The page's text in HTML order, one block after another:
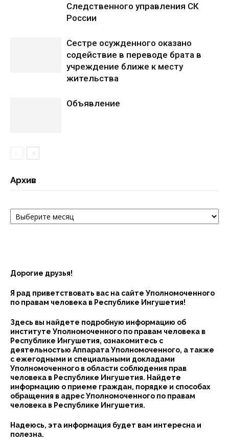
Следственного управления СК
России
Сестре осужденного оказано
содействие в переводе брата в
учреждение ближе к месту
жительства
Объявление
Архив
Архив
Дорогие друзья!
Я рад приветствовать вас на сайте Уполномоченного
по правам человека в Республике Ингушетия!
Здесь вы найдете подробную информацию об
институте Уполномоченного по правам человека в
Республике Ингушетия, ознакомитесь с
деятельностью Аппарата Уполномоченного, а также
с ежегодными и специальными докладами
Уполномоченного в области соблюдения прав
человека в Республике Ингушетия. Найдете
информацию о приеме граждан, порядке и способах
обращения в адрес Уполномоченного по правам
человека в Республике Ингушетия.
Надеюсь, эта информация будет вам интересна и
полезна.